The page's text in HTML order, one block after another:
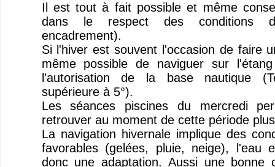
Il est tout à fait possible et même
dans le respect des conditions
encadrement).
Si l'hiver est souvent l'occasion de faire
même possible de naviguer sur
l'autorisation de la base nautique
supérieure à 5°).
Les séances piscines du mercredi
retrouver au moment de cette période
La navigation hivernale implique des
favorables (gelées, pluie, neige), l'eau
donc une adaptation. Aussi une bonne